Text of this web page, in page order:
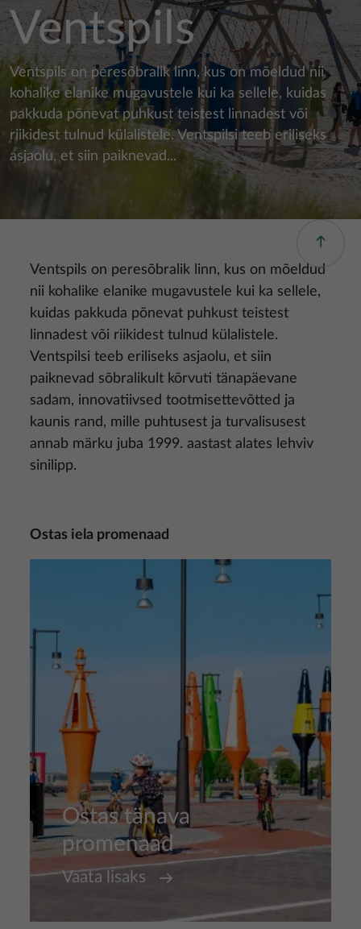
Ventspils
Ventspils on peresõbralik linn, kus on mõeldud nii
kohalike elanike mugavustele kui ka sellele, kuidas
pakkuda põnevat puhkust teistest linnadest või
riikidest tulnud külalistele. Ventspilsi teeb eriliseks
asjaolu, et siin paiknevad...
Ventspils on peresõbralik linn, kus on mõeldud
nii kohalike elanike mugavustele kui ka sellele,
kuidas pakkuda põnevat puhkust teistest
linnadest või riikidest tulnud külalistele.
Ventspilsi teeb eriliseks asjaolu, et siin
paiknevad sõbralikult kõrvuti tänapäevane
sadam, innovatiivsed tootmisettevõtted ja
kaunis rand, mille puhtusest ja turvalisusest
annab märku juba 1999. aastast alates lehviv
sinilipp.
Ostas iela promenaad
Ostas tänava
promenaad
Vaata lisaks